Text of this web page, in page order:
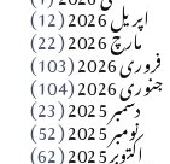
اپریل 2026 (12) مارچ 2026 (22) فروری 2026 (103) جنوری 2026 (104) دسمبر 2025 (23) نومبر 2025 (52) اکتوبر 2025 (62)